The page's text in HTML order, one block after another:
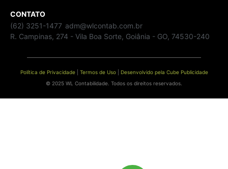
CONTATO
(62) 3251-1477 adm@wlcontab.com.br
R. Campinas, 274 - Vila Boa Sorte, Goiânia - GO, 74530-240
Política de Privacidade| Termos de Uso|
Desenvolvido pela Cube Publicidade
© 2025 WL Contabilidade. Todos os direitos reservados.